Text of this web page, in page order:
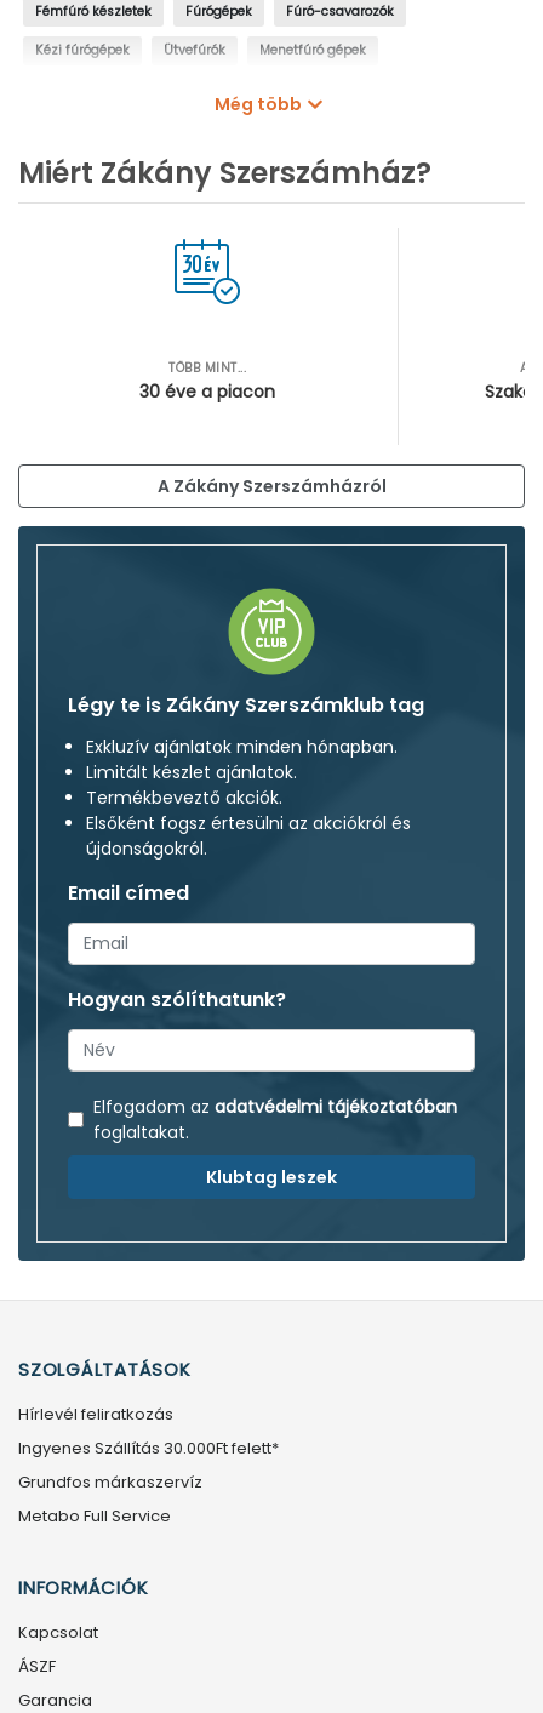
Fémfúró készletek Fúrógépek Fúró-csavarozók
Kézi fúrógépek Ütvefúrók Menetfúró gépek
Még több
Miért Zákány Szerszámház?
TÖBB MINT...
30 éve a piacon
A Zákány Szerszámházról
Légy te is Zákány Szerszámklub tag
Exkluzív ajánlatok minden hónapban.
Limitált készlet ajánlatok.
Termékbeveztő akciók.
Elsőként fogsz értesülni az akciókról és
újdonságokról.
Email címed
Hogyan szólíthatunk?
Elfogadom az adatvédelmi tájékoztatóban
foglaltakat.
Klubtag leszek
SZOLGÁLTATÁSOK
Hírlevél feliratkozás
Ingyenes Szállítás 30.000Ft felett*
Grundfos márkaszervíz
Metabo Full Service
INFORMÁCIÓK
Kapcsolat
ÁSZF
Garancia